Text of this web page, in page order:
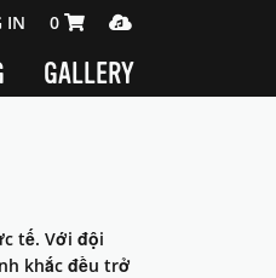
GALLERY
IN SHOPPING CART 0 ITEMS
0 MEDIA PLAYER
tế. Với đội
khắc đều trở